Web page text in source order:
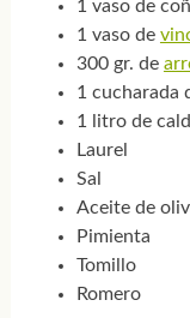
1 vaso de
1 vaso de
300 gr. de
1 cucharada
1 litro de
Laurel
Sal
Aceite de
Pimienta
Tomillo
Romero